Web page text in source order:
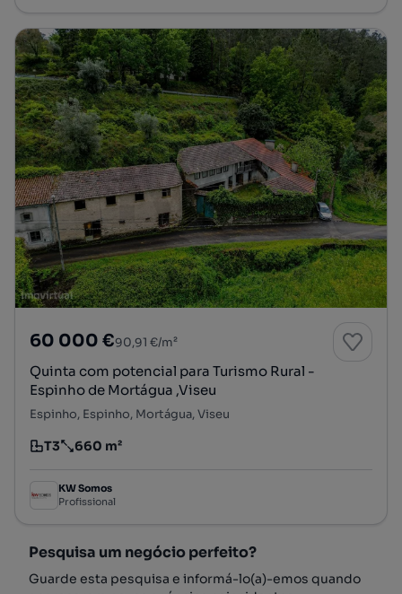
60 000 €90,91 €/m²
Quinta com potencial para Turismo Rural -
Espinho de Mortágua ,Viseu
Espinho, Espinho, Mortágua, Viseu
Tipologia
T3
Preço por metro quadrado
660 m²
KW Somos
Profissional
Pesquisa um negócio perfeito?
Guarde esta pesquisa e informá-lo(a)-emos quando